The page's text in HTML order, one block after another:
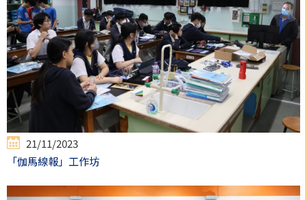
21/11/2023
「伽馬線報」工作坊